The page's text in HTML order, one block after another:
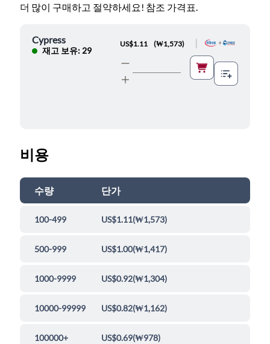
더 많이 구매하고 절약하세요! 참조 가격표.
Cypress
재고 보유: 29
US$1.11 (₩1,573)
비용
수량 단가
100-499 US$1.11(₩1,573)
500-999 US$1.00(₩1,417)
1000-9999 US$0.92(₩1,304)
10000-99999 US$0.82(₩1,162)
100000+ US$0.69(₩978)